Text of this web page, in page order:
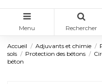
Menu Rechercher
Accueil Adjuvants et chimie
sols
Protection des bétons
béton